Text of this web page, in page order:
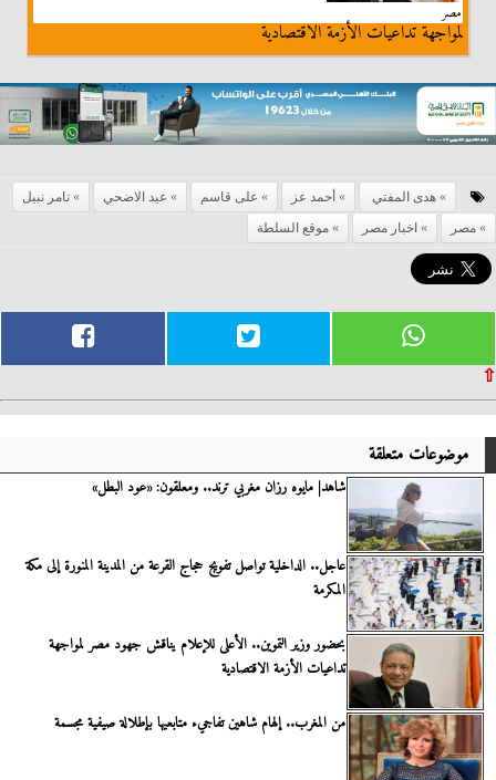
مصر
لمواجهة تداعيات الأزمة الاقتصادية
هدى المفتي أحمد عز على قاسم عيد الاضحي
تامر نبيل
مصر
اخبار مصر موقع السلطة
⇧
موضوعات متعلقة
شاهد| مايوه رزان مغربي ترند.. ومعلقون: «عود البطل»
عاجل.. الداخلية تواصل تفويج حجاج القرعة من المدينة المنورة إلى مكة
المكرمة
بحضور وزير التموين.. الأعلى للإعلام يناقش جهود مصر لمواجهة
تداعيات الأزمة الاقتصادية
من المغرب.. إلهام شاهين تفاجيء متابعيها بإطلالة صيفية مجسمة